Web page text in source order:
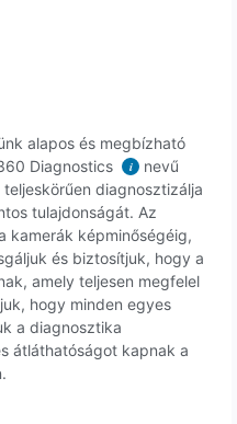
alapos és megbízható
Diagnostics
i
nevű
diagnosztizálja
tulajdonságát. Az
kamerák képminőségéig,
és biztosítjuk, hogy a
amely teljesen megfelel
hogy minden egyes
a diagnosztika
átláthatóságot kapnak a